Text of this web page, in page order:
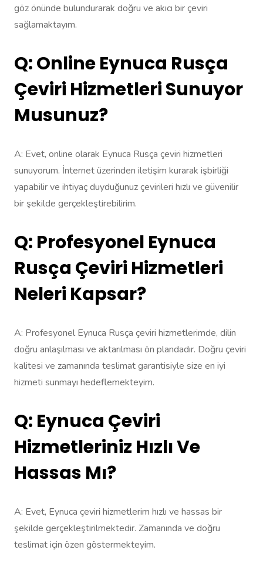
göz önünde bulundurarak doğru ve akıcı bir çeviri
sağlamaktayım.
Q: Online Eynuca Rusça
Çeviri Hizmetleri Sunuyor
Musunuz?
A: Evet, online olarak Eynuca Rusça çeviri hizmetleri
sunuyorum. İnternet üzerinden iletişim kurarak işbirliği
yapabilir ve ihtiyaç duyduğunuz çevirileri hızlı ve güvenilir
bir şekilde gerçekleştirebilirim.
Q: Profesyonel Eynuca
Rusça Çeviri Hizmetleri
Neleri Kapsar?
A: Profesyonel Eynuca Rusça çeviri hizmetlerimde, dilin
doğru anlaşılması ve aktarılması ön plandadır. Doğru çeviri
kalitesi ve zamanında teslimat garantisiyle size en iyi
hizmeti sunmayı hedeflemekteyim.
Q: Eynuca Çeviri
Hizmetleriniz Hızlı Ve
Hassas Mı?
A: Evet, Eynuca çeviri hizmetlerim hızlı ve hassas bir
şekilde gerçekleştirilmektedir. Zamanında ve doğru
teslimat için özen göstermekteyim.